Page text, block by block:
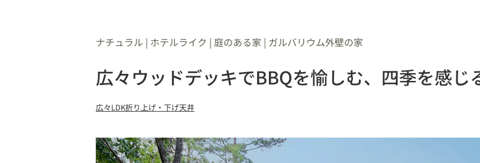
ナチュラル | ホテルライク | 庭のある家 | ガルバリウム外壁の家
広々ウッドデッキでBBQを愉しむ、四季を感じ
広々LDK折り上げ・下げ天井